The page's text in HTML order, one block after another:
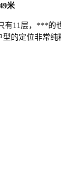
米
11层，***的
的定位非常